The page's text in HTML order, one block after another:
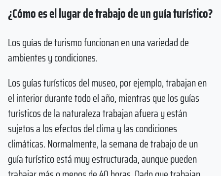
¿Cómo es el lugar de trabajo de un guía turístico?
Los guías de turismo funcionan en una variedad de
ambientes y condiciones.
Los guías turísticos del museo, por ejemplo, trabajan en
el interior durante todo el año, mientras que los guías
turísticos de la naturaleza trabajan afuera y están
sujetos a los efectos del clima y las condiciones
climáticas. Normalmente, la semana de trabajo de un
guía turístico está muy estructurada, aunque pueden